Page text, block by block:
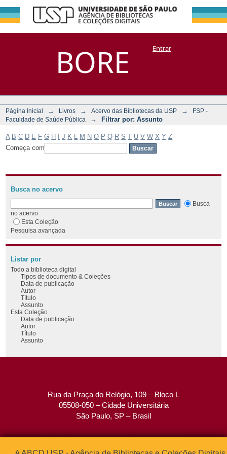
BORE
Filtrar por:
Assunto
DSpace/Manakin + CoriscoEntrar
Página Inicial → Livros → Acervo das Bibliotecas da USP →
FSP -
Faculdade de Saúde Pública
→ Filtrar por: Assunto
A B C D E F G H J K M N O P Q R S T U V W X Y Z
Começa com
Busca no acervo
Busca
no acervo
Esta Coleção
Pesquisa avançada
Listar por
Todo a biblioteca digital
Tipos de documento & Coleções
Data de publicação
Autor
Título
Assunto
Esta Coleção
Data de publicação
Autor
Título
Assunto
Rua da Praça do Relógio, 109 – Bloco L
05508-050 – Cidade Universitária
São Paulo, SP – Brasil
Tel: (0xx11) 3091-4195 / (0xx11) 3091-1541
Fax: (0xx11) 3091-1567